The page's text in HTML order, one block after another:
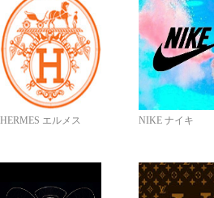
HERMES エルメス NIKE ナイキ